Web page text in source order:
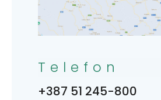
Telefon
+387 51 245-800